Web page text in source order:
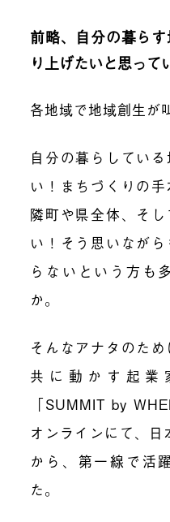
前略、自分の暮ら
り上げたいと思って
各地域で地域創生が
自分の暮らしてい
い！まちづくりの手
隣町や県全体、そ
い！そう思いなが
らないという方も
か。
そんなアナタのた
共に動かす起業
「SUMMIT by
オンラインにて、
から、第一線で活
た。